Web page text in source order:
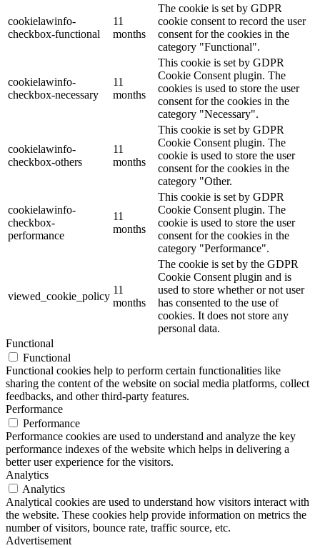
cookielawinfo-
checkbox-functional
11
months
The cookie is set by GDPR
cookie consent to record the user
consent for the cookies in the
category "Functional".
cookielawinfo-
checkbox-necessary
11
months
This cookie is set by GDPR
Cookie Consent plugin. The
cookies is used to store the user
consent for the cookies in the
category "Necessary".
cookielawinfo-
checkbox-others
11
months
This cookie is set by GDPR
Cookie Consent plugin. The
cookie is used to store the user
consent for the cookies in the
category "Other.
cookielawinfo-
checkbox-
performance
11
months
This cookie is set by GDPR
Cookie Consent plugin. The
cookie is used to store the user
consent for the cookies in the
category "Performance".
viewed_cookie_policy
11
months
The cookie is set by the GDPR
Cookie Consent plugin and is
used to store whether or not user
has consented to the use of
cookies. It does not store any
personal data.
Functional
Functional
Functional cookies help to perform certain functionalities like
sharing the content of the website on social media platforms, collect
feedbacks, and other third-party features.
Performance
Performance
Performance cookies are used to understand and analyze the key
performance indexes of the website which helps in delivering a
better user experience for the visitors.
Analytics
Analytics
Analytical cookies are used to understand how visitors interact with
the website. These cookies help provide information on metrics the
number of visitors, bounce rate, traffic source, etc.
Advertisement